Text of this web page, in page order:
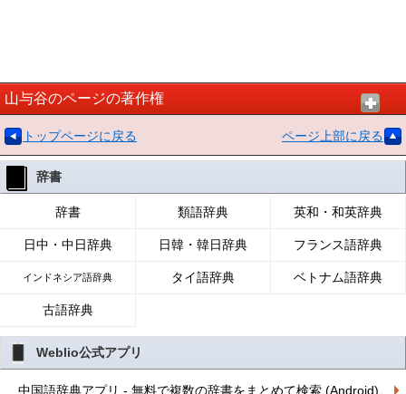
山与谷のページの著作権
トップページに戻る ページ上部に戻る
辞書
辞書 類語辞典 英和・和英辞典
日中・中日辞典 日韓・韓日辞典 フランス語辞典
インドネシア語辞典 タイ語辞典 ベトナム語辞典
古語辞典
Weblio公式アプリ
中国語辞典アプリ - 無料で複数の辞書をまとめて検索 (Android)